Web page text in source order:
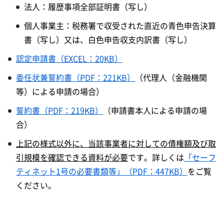
法人：履歴事項全部証明書（写し）
個人事業主：税務署で収受された直近の青色申告決算
書（写し）又は、白色申告収支内訳書（写し）
認定申請書（EXCEL：20KB）
委任状兼誓約書（PDF：221KB）
（代理人（金融機関
等）による申請の場合）
誓約書（PDF：219KB）
（申請書本人による申請の場
合）
上記の様式以外に、当該事業者に対しての債権額及び取
引規模を確認できる資料が必要です。詳しくは 「セーフ
ティネット1号の必要書類等」（PDF：447KB） をご覧
ください。